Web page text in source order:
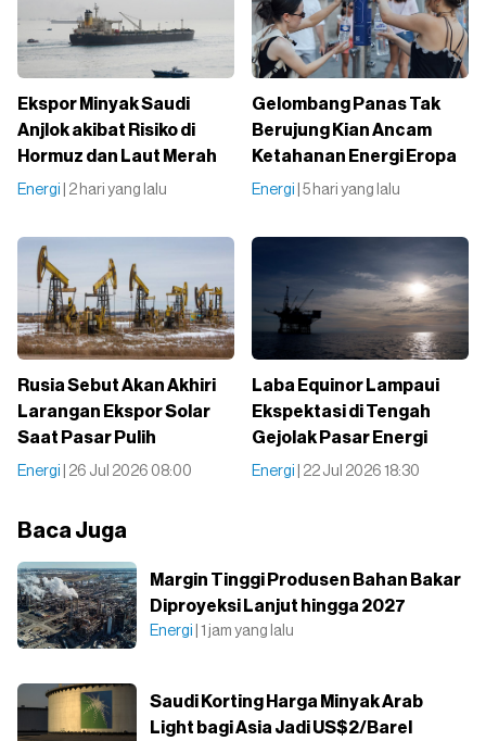
Ekspor Minyak Saudi
Anjlok akibat Risiko di
Hormuz dan Laut Merah
Energi | 2 hari yang lalu
Gelombang Panas Tak
Berujung Kian Ancam
Ketahanan Energi Eropa
Energi | 5 hari yang lalu
Rusia Sebut Akan Akhiri
Larangan Ekspor Solar
Saat Pasar Pulih
Energi | 26 Jul 2026 08:00
Laba Equinor Lampaui
Ekspektasi di Tengah
Gejolak Pasar Energi
Energi | 22 Jul 2026 18:30
Baca Juga
Margin Tinggi Produsen Bahan Bakar
Diproyeksi Lanjut hingga 2027
Energi | 1 jam yang lalu
Saudi Korting Harga Minyak Arab
Light bagi Asia Jadi US$2/Barel